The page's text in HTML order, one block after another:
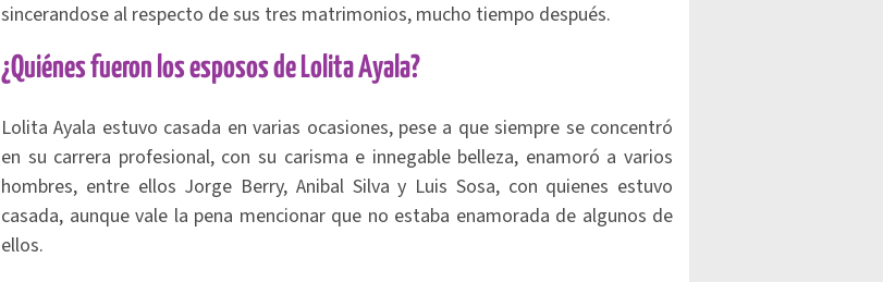
sincerandose al respecto de sus tres matrimonios, mucho tiempo después.
¿Quiénes fueron los esposos de Lolita Ayala?
Lolita Ayala estuvo casada en varias ocasiones, pese a que siempre se concentró
en su carrera profesional, con su carisma e innegable belleza, enamoró a varios
hombres, entre ellos Jorge Berry, Anibal Silva y Luis Sosa, con quienes estuvo
casada, aunque vale la pena mencionar que no estaba enamorada de algunos de
ellos.